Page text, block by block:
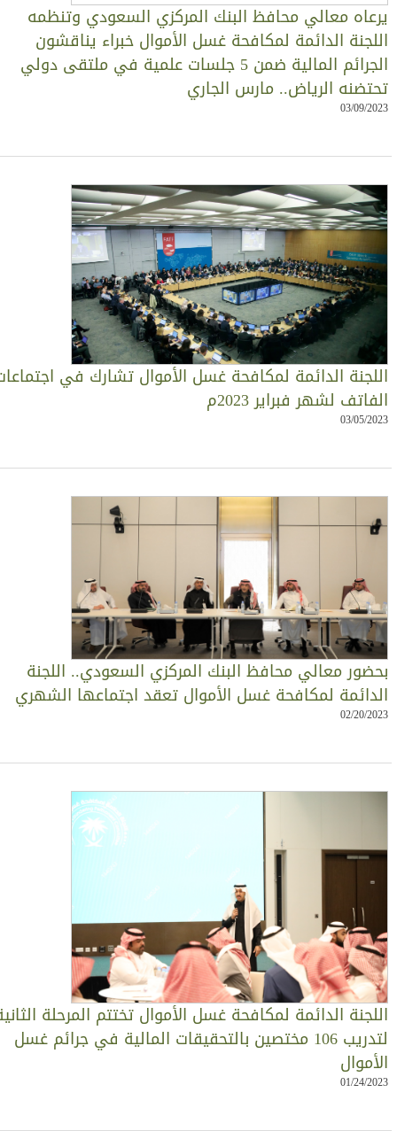
معالي محافظ البنك المركزي السعودي وتنظمه
الدائمة لمكافحة غسل الأموال خبراء يناقشون
الجرائم المالية ضمن 5 جلسات علمية في ملتقى دولي
الرياض.. مارس الجاري
03/09/
الدائمة لمكافحة غسل الأموال تشارك في اجتماعات
لشهر فبراير 2023م
03/05/
معالي محافظ البنك المركزي السعودي.. اللجنة
لمكافحة غسل الأموال تعقد اجتماعها الشهري
02/20/
الدائمة لمكافحة غسل الأموال تختتم المرحلة الثانية
لتدريب 106 مختصين بالتحقيقات المالية في جرائم غسل
01/24/